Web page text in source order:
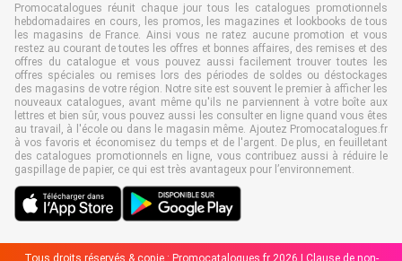
Promocatalogues réunit chaque jour tous les catalogues promotionnels
hebdomadaires en cours, les promos, les magazines et lookbooks de tous
les magasins de France. Ainsi vous ne ratez aucune promotion et vous
restez au courant de toutes les offres et bonnes affaires, des remises et des
offres du catalogue et vous pouvez aussi facilement trouver toutes les
offres spéciales ou remises lors des périodes de soldes ou déstockages
des magasins de votre région. Notre site est souvent le premier à afficher les
nouveaux catalogues, avant même qu'ils ne parviennent à votre boîte aux
lettres et bien sûr, vous pouvez aussi les consulter en ligne quand vous êtes
au travail, à l'école ou dans le magasin même. Ajoutez Promocatalogues.fr
à vos favoris et économisez du temps et de l'argent. De plus, en feuilletant
des catalogues promotionnels en ligne, vous contribuez aussi à réduire le
gaspillage de papier, ce qui est très avantageux pour l’environnement.
Tous droits réservés & copie : Promocatalogues.fr 2026 | Clause de non-